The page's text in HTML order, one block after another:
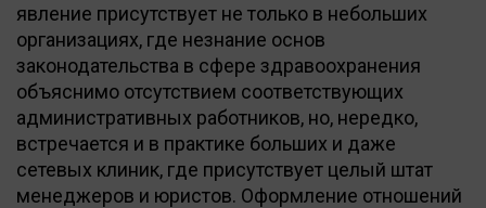
явление присутствует не только в небольших
организациях, где незнание основ
законодательства в сфере здравоохранения
объяснимо отсутствием соответствующих
административных работников, но, нередко,
встречается и в практике больших и даже
сетевых клиник, где присутствует целый штат
менеджеров и юристов. Оформление отношений